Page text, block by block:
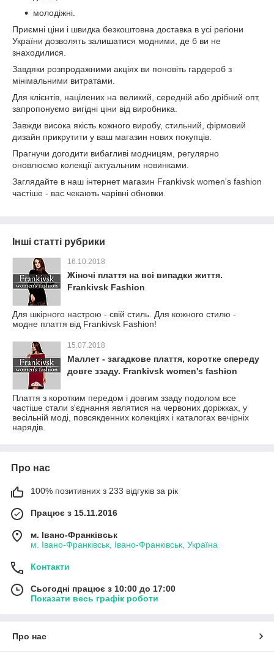
молодіжні.
Приємні ціни і швидка безкоштовна доставка в усі регіони
України дозволять залишатися модними, де б ви не
знаходилися.
Завдяки розпродажними акціях ви поновіть гардероб з
мінімальними витратами.
Для клієнтів, націлених на великий, середній або дрібний опт,
запропонуємо вигідні ціни від виробника.
Завжди висока якість кожного виробу, стильний, фірмовий
дизайн прикрутити у ваш магазин нових покупців.
Прагнучи догодити вибагливі модницям, регулярно
оновлюємо колекції актуальним новинками.
Заглядайте в наш інтернет магазин Frankivsk women's fashion
частіше - вас чекають чарівні обновки.
Інші статті рубрики
16.10.2018
Жіночі плаття на всі випадки життя.
Frankivsk Fashion
Для шкірного настрою - свій стиль. Для кожного стилю -
модне плаття від Frankivsk Fashion!
15.07.2018
Маллет - загадкове плаття, коротке спереду
довге ззаду. Frankivsk women's fashion
Плаття з коротким передом і довгим ззаду подолом все
частіше стали з'єднання являтися на червоних доріжках, у
весільній моді, повсякденних колекціях і каталогах вечірніх
нарядів.
Про нас
100% позитивних з 233 відгуків за рік
Працює з 15.11.2016
м. Івано-Франківськ
м. Івано-Франківськ, Івано-Франківськ, Україна
Контакти
Сьогодні працює з 10:00 до 17:00
Показати весь графік роботи
Про нас